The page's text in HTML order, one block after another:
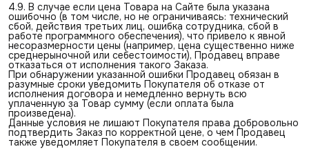
4.9. В случае если цена Товара на Сайте была указана
ошибочно (в том числе, но не ограничиваясь: технический
сбой, действия третьих лиц, ошибка сотрудника, сбой в
работе программного обеспечения), что привело к явной
несоразмерности цены (например, цена существенно ниже
среднерыночной или себестоимости), Продавец вправе
отказаться от исполнения такого Заказа.
При обнаружении указанной ошибки Продавец обязан в
разумные сроки уведомить Покупателя об отказе от
исполнения договора и немедленно вернуть всю
уплаченную за Товар сумму (если оплата была
произведена).
Данные условия не лишают Покупателя права добровольно
подтвердить Заказ по корректной цене, о чем Продавец
также уведомляет Покупателя в своем сообщении.